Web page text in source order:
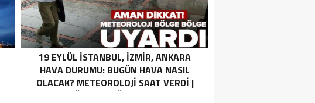
19 EYLÜL İSTANBUL, İZMIR, ANKARA
HAVA DURUMU: BUGÜN HAVA NASIL
OLACAK? METEOROLOJI SAAT VERDI |
SAĞANAK YAĞIŞ UYARISI.